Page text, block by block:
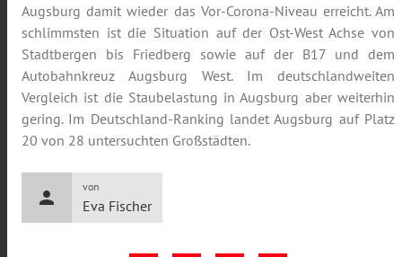
Augsburg damit wieder das Vor-Corona-Niveau erreicht. Am
schlimmsten ist die Situation auf der Ost-West Achse von
Stadtbergen bis Friedberg sowie auf der B17 und dem
Autobahnkreuz Augsburg West. Im deutschlandweiten
Vergleich ist die Staubelastung in Augsburg aber weiterhin
gering. Im Deutschland-Ranking landet Augsburg auf Platz
20 von 28 untersuchten Großstädten.
person
von
Eva Fischer